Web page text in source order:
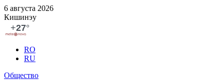
6 августа 2026
Кишинэу
RO
RU
Общество